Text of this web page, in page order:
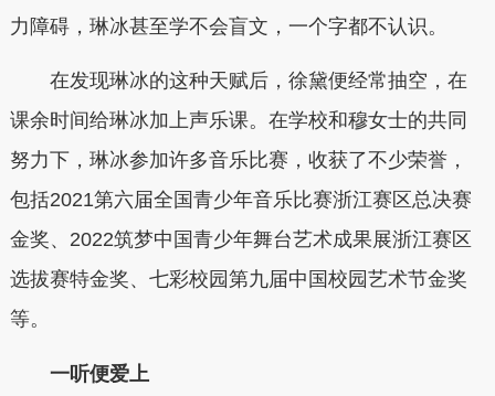
力障碍，琳冰甚至学不会盲文，一个字都不认识。
在发现琳冰的这种天赋后，徐黛便经常抽空，在
课余时间给琳冰加上声乐课。在学校和穆女士的共同
努力下，琳冰参加许多音乐比赛，收获了不少荣誉，
包括2021第六届全国青少年音乐比赛浙江赛区总决赛
金奖、2022筑梦中国青少年舞台艺术成果展浙江赛区
选拔赛特金奖、七彩校园第九届中国校园艺术节金奖
等。
一听便爱上